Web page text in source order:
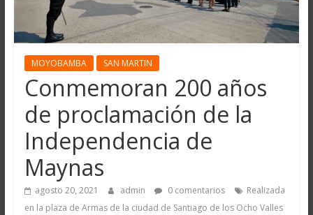
MOYOBAMBA SAN MARTIN
Conmemoran 200 años
de proclamación de la
Independencia de
Maynas
agosto 20, 2021 admin 0 comentarios
Realizada
en la plaza de Armas de la ciudad de Santiago de los Ocho Valles